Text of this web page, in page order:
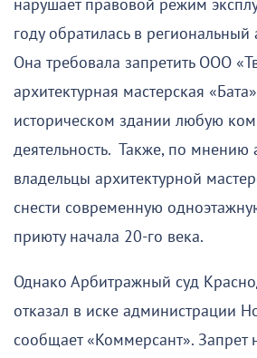
нарушает правовой режим
году обратилась в
Она требовала запретить ООО
архитектурная мастерская
историческом здании любую
деятельность. Также, по мнению
владельцы архитектурной
снести современную
приюту начала 20-го века.
Однако Арбитражный суд
отказал в иске администрации
сообщает «Коммерсант». Запрет